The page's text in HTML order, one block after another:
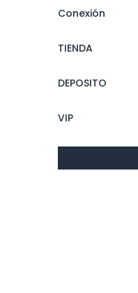
Conexión
TIENDA
DEPOSITO
VIP